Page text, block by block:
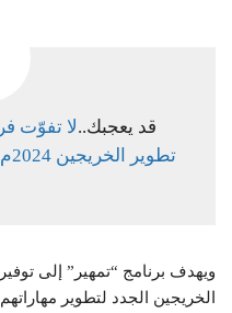
قد يعجبك..لا تفوّت
تطوير الخريجين 2024م.. مزايا استثنائية وراتب مغرٍ
ويهدف برنامج “تمهير” إلى
الخريجين الجدد لتطوير